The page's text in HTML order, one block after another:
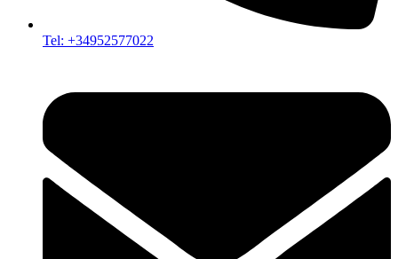
Tel: +34952577022